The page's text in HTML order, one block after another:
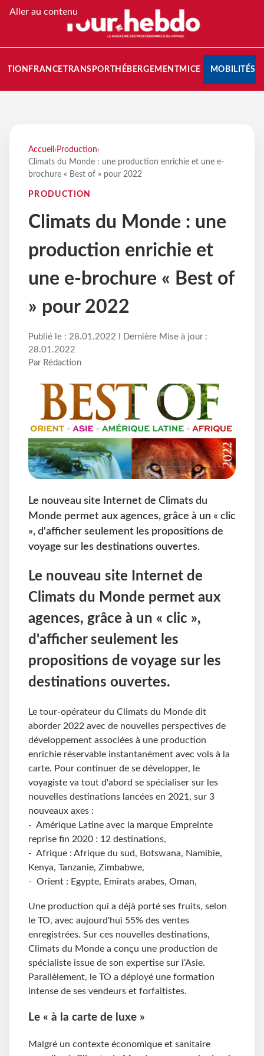
Aller au contenu
FRANCETRANSPORT HÉBERGEMENTMICE MOBILITÉS
Accueil › Production›
Climats du Monde : une production enrichie et une e-
brochure « Best of » pour 2022
PRODUCTION
Climats du Monde : une
production enrichie et
une e-brochure « Best of
» pour 2022
Publié le : 28.01.2022 I Dernière Mise à jour :
28.01.2022
Par Rédaction
Le nouveau site Internet de Climats du
Monde permet aux agences, grâce à un « clic
», d'afficher seulement les propositions de
voyage sur les destinations ouvertes.
Le nouveau site Internet de
Climats du Monde permet aux
agences, grâce à un « clic »,
d'afficher seulement les
propositions de voyage sur les
destinations ouvertes.
Le tour-opérateur du Climats du Monde dit
aborder 2022 avec de nouvelles perspectives de
développement associées à une production
enrichie réservable instantanément avec vols à la
carte. Pour continuer de se développer, le
voyagiste va tout d'abord se spécialiser sur les
nouvelles destinations lancées en 2021, sur 3
nouveaux axes :
- Amérique Latine avec la marque Empreinte
reprise fin 2020 : 12 destinations,
- Afrique : Afrique du sud, Botswana, Namibie,
Kenya, Tanzanie, Zimbabwe,
- Orient : Egypte, Emirats arabes, Oman,
Une production qui a déjà porté ses fruits, selon
le TO, avec aujourd'hui 55% des ventes
enregistrées. Sur ces nouvelles destinations,
Climats du Monde a conçu une production de
spécialiste issue de son expertise sur l’Asie.
Parallèlement, le TO a déployé une formation
intense de ses vendeurs et forfaitistes.
Le « à la carte de luxe »
Malgré un contexte économique et sanitaire